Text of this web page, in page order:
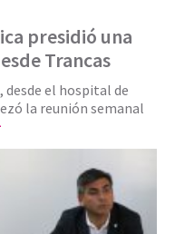
presidió una
Trancas
desde el hospital de
la reunión semanal